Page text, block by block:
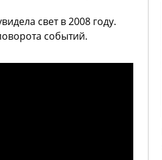
свет в 2008 году.
событий.